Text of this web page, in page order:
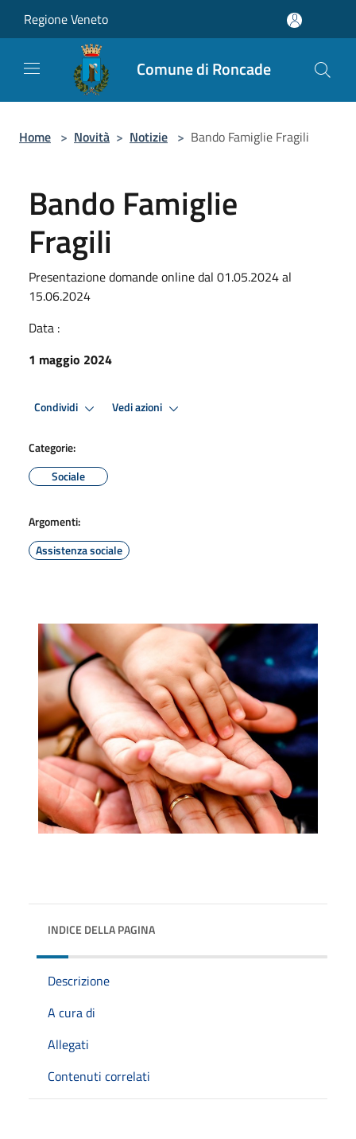
Regione Veneto
Comune di Roncade
Home > Novità > Notizie > Bando Famiglie Fragili
Bando Famiglie
Fragili
Presentazione domande online dal 01.05.2024 al
15.06.2024
Data :
1 maggio 2024
Condividi Vedi azioni
Categorie:
Sociale
Argomenti:
Assistenza sociale
INDICE DELLA PAGINA
Descrizione
A cura di
Allegati
Contenuti correlati